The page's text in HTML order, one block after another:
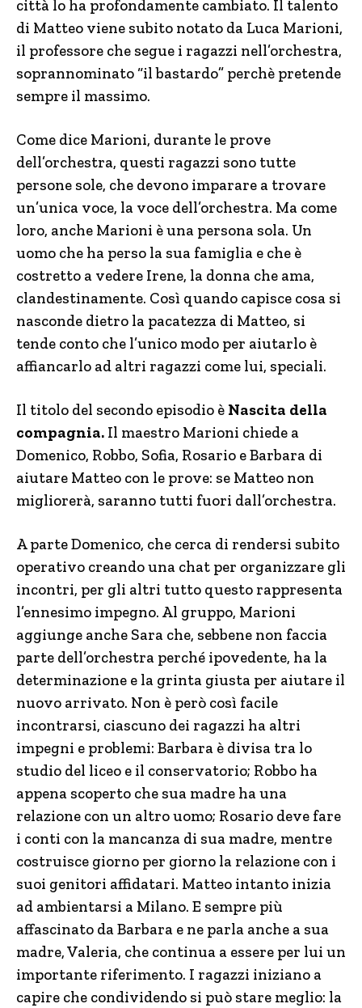
città lo ha profondamente cambiato. Il talento
di Matteo viene subito notato da Luca Marioni,
il professore che segue i ragazzi nell’orchestra,
soprannominato “il bastardo” perchè pretende
sempre il massimo.
Come dice Marioni, durante le prove
dell’orchestra, questi ragazzi sono tutte
persone sole, che devono imparare a trovare
un’unica voce, la voce dell’orchestra. Ma come
loro, anche Marioni è una persona sola. Un
uomo che ha perso la sua famiglia e che è
costretto a vedere Irene, la donna che ama,
clandestinamente. Così quando capisce cosa si
nasconde dietro la pacatezza di Matteo, si
tende conto che l’unico modo per aiutarlo è
affiancarlo ad altri ragazzi come lui, speciali.
Il titolo del secondo episodio è Nascita della
compagnia. Il maestro Marioni chiede a
Domenico, Robbo, Sofia, Rosario e Barbara di
aiutare Matteo con le prove: se Matteo non
migliorerà, saranno tutti fuori dall’orchestra.
A parte Domenico, che cerca di rendersi subito
operativo creando una chat per organizzare gli
incontri, per gli altri tutto questo rappresenta
l’ennesimo impegno. Al gruppo, Marioni
aggiunge anche Sara che, sebbene non faccia
parte dell’orchestra perché ipovedente, ha la
determinazione e la grinta giusta per aiutare il
nuovo arrivato. Non è però così facile
incontrarsi, ciascuno dei ragazzi ha altri
impegni e problemi: Barbara è divisa tra lo
studio del liceo e il conservatorio; Robbo ha
appena scoperto che sua madre ha una
relazione con un altro uomo; Rosario deve fare
i conti con la mancanza di sua madre, mentre
costruisce giorno per giorno la relazione con i
suoi genitori affidatari. Matteo intanto inizia
ad ambientarsi a Milano. E sempre più
affascinato da Barbara e ne parla anche a sua
madre, Valeria, che continua a essere per lui un
importante riferimento. I ragazzi iniziano a
capire che condividendo si può stare meglio: la